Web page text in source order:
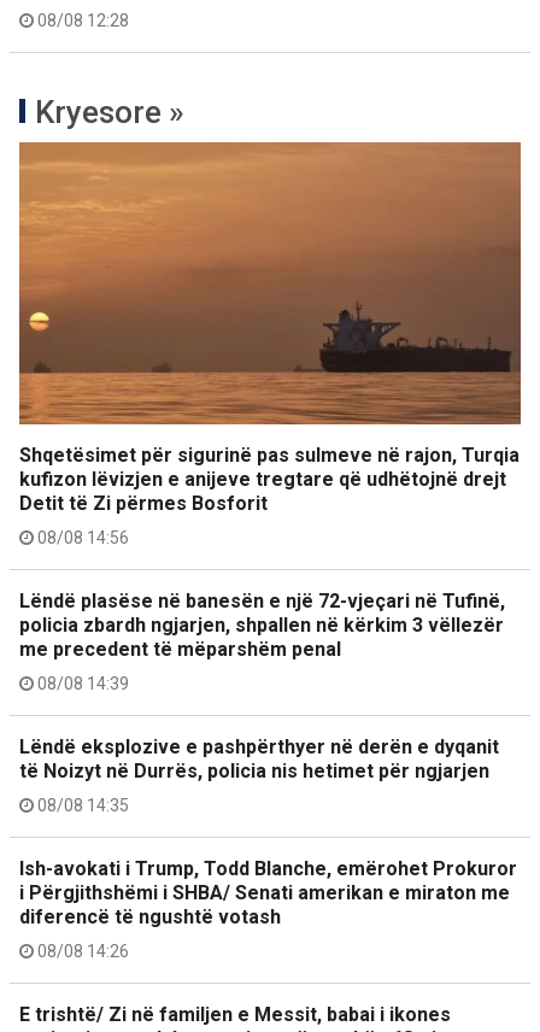
08/08 12:28
Kryesore »
Shqetësimet për sigurinë pas sulmeve në rajon, Turqia
kufizon lëvizjen e anijeve tregtare që udhëtojnë drejt
Detit të Zi përmes Bosforit
08/08 14:56
Lëndë plasëse në banesën e një 72-vjeçari në Tufinë,
policia zbardh ngjarjen, shpallen në kërkim 3 vëllezër
me precedent të mëparshëm penal
08/08 14:39
Lëndë eksplozive e pashpërthyer në derën e dyqanit
të Noizyt në Durrës, policia nis hetimet për ngjarjen
08/08 14:35
Ish-avokati i Trump, Todd Blanche, emërohet Prokuror
i Përgjithshëmi i SHBA/ Senati amerikan e miraton me
diferencë të ngushtë votash
08/08 14:26
E trishtë/ Zi në familjen e Messit, babai i ikones